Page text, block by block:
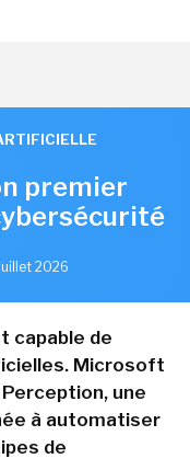
premier
2026
capable de
Microsoft
une
à automatiser
de